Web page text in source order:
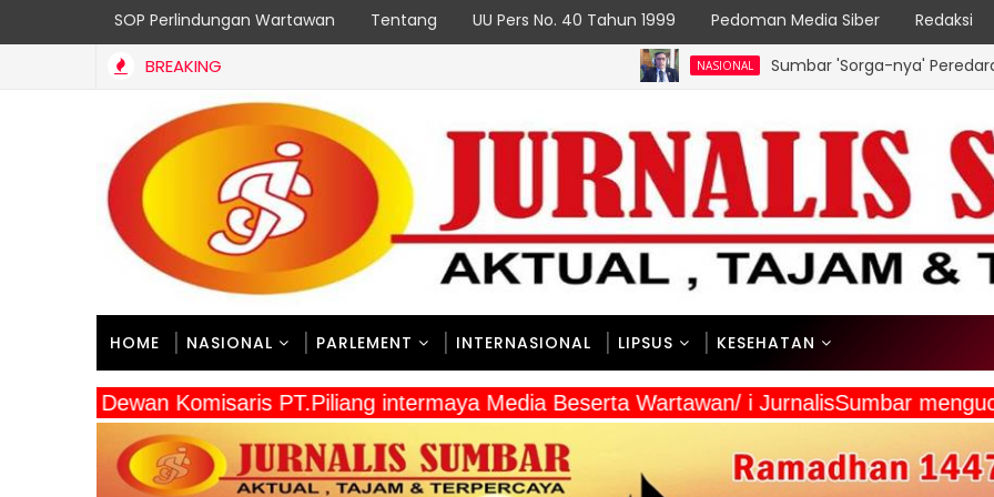
SOP Perlindungan Wartawan Tentang UU Pers No. 40 Tahun 1999 Pedoman Media Siber Redaksi
BREAKING Sumbar 'Sorga-nya' Peredaran Narkoba, Ini
HOME NASIONAL PARLEMENT INTERNASIONAL LIPSUS KESEHATAN
" Dewan Komisaris PT.Piliang intermaya Media Beserta Wartawan/ i JurnalisSumbar